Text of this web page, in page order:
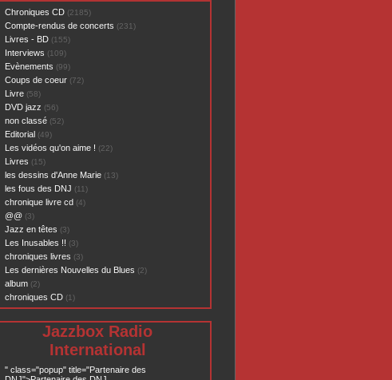
Chroniques CD (2185)
Compte-rendus de concerts (231)
Livres - BD (155)
Interviews (109)
Evènements (99)
Coups de coeur (72)
Livre (58)
DVD jazz (56)
non classé (52)
Editorial (49)
Les vidéos qu'on aime ! (22)
Livres (15)
les dessins d'Anne Marie (13)
les fous des DNJ (11)
chronique livre cd (4)
@@ (3)
Jazz en têtes (3)
Les Inusables !! (3)
chroniques livres (3)
Les dernières Nouvelles du Blues (2)
album (2)
chroniques CD (1)
Jazzbox Radio
International
" class="popup" title="Partenaire des